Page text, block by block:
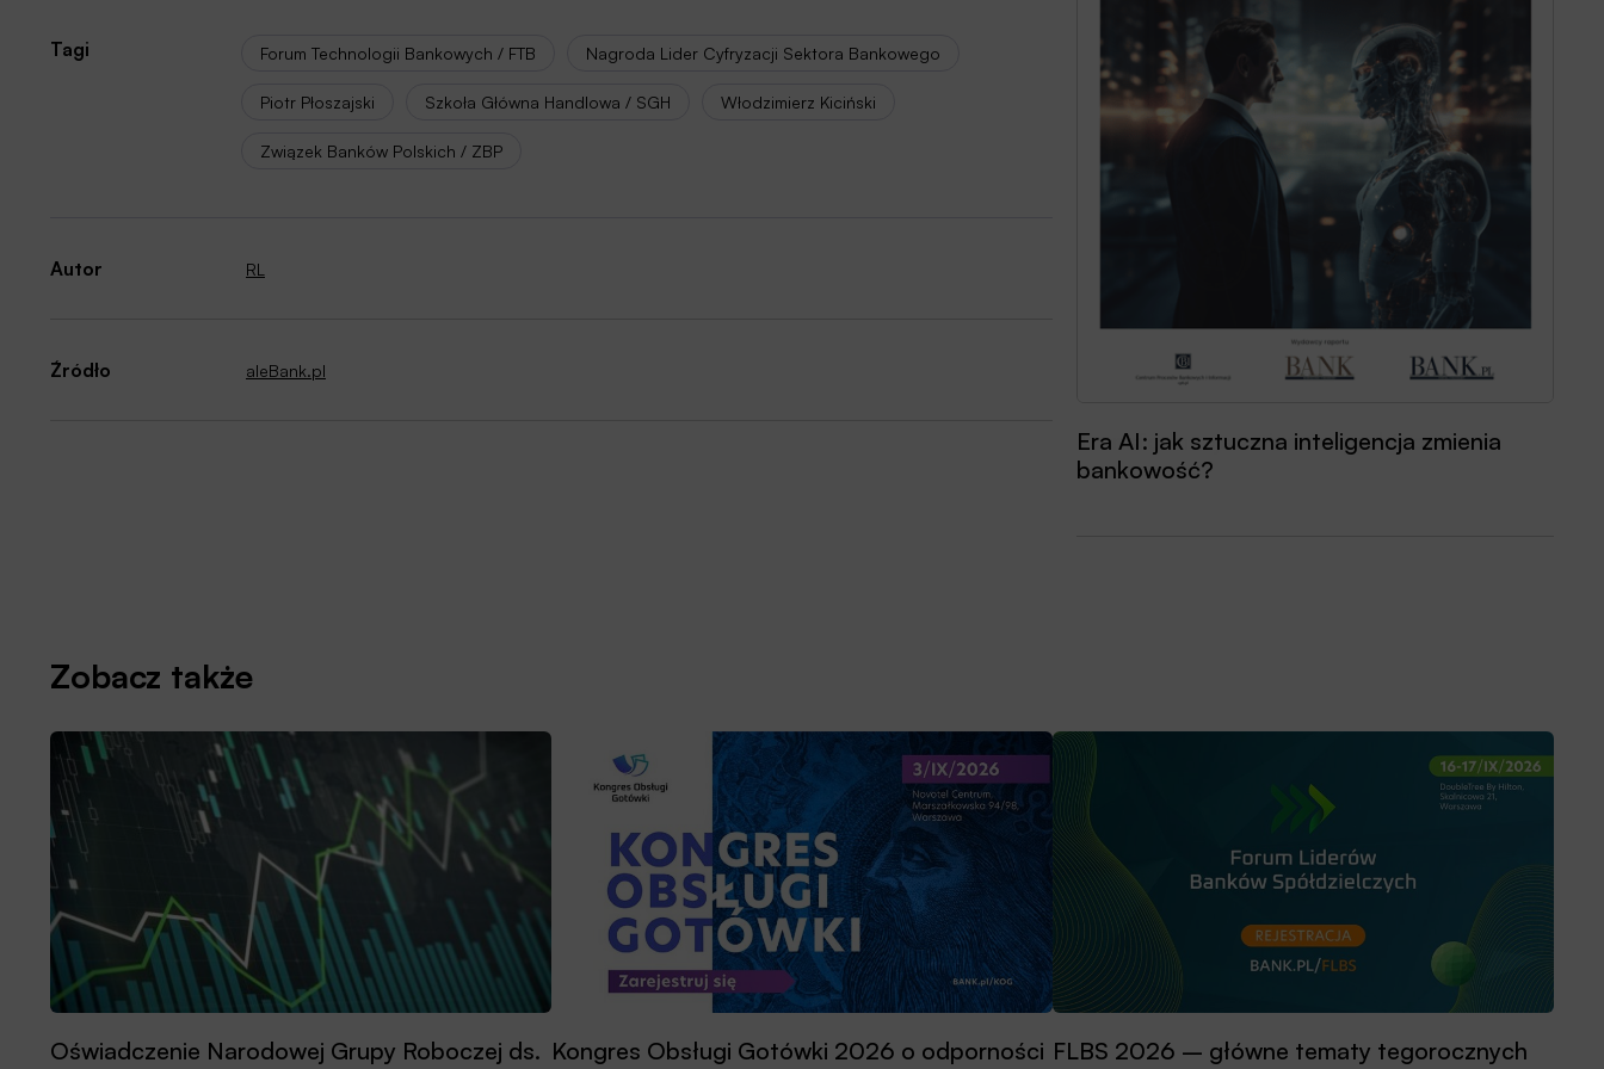
Tagi Forum Technologii Bankowych / FTB Nagroda Lider Cyfryzacji Sektora Bankowego
Piotr Płoszajski Szkoła Główna Handlowa / SGH Włodzimierz Kiciński
Związek Banków Polskich / ZBP
Autor RL
Źródło aleBank.pl
Era AI: jak sztuczna inteligencja zmienia
bankowość?
Zobacz także
Oświadczenie Narodowej Grupy Roboczej ds. Kongres Obsługi Gotówki 2026 o odporności FLBS 2026 – główne tematy tegorocznych